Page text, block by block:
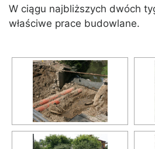
W ciągu najbliższych dwóch
właściwe prace budowlane.